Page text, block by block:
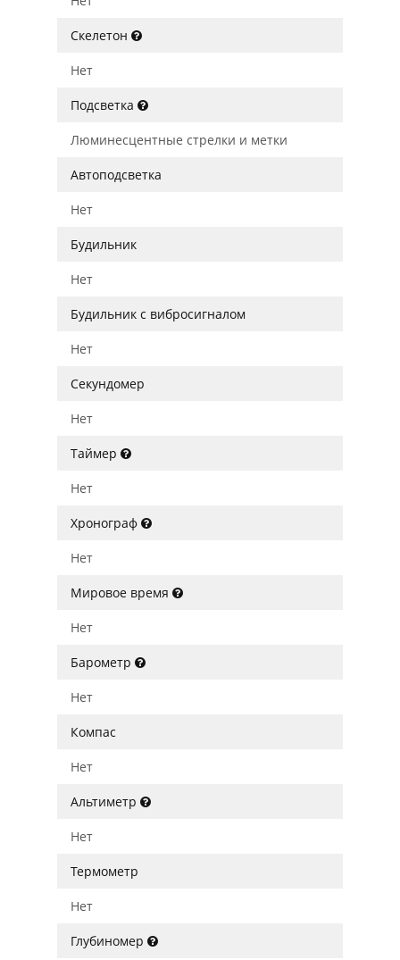
Скелетон
Нет
Подсветка
Люминесцентные стрелки и метки
Автоподсветка
Нет
Будильник
Нет
Будильник с вибросигналом
Нет
Секундомер
Нет
Таймер
Нет
Хронограф
Нет
Мировое время
Нет
Барометр
Нет
Компас
Нет
Альтиметр
Нет
Термометр
Нет
Глубиномер